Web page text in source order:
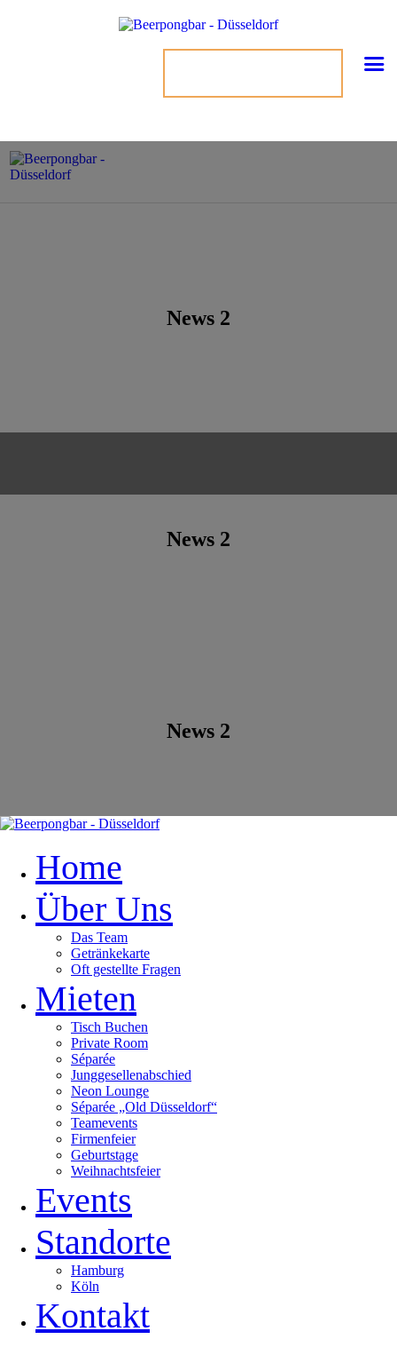
News 2
News 2
News 2
Home
Über Uns
Das Team
Getränkekarte
Oft gestellte Fragen
Mieten
Tisch Buchen
Private Room
Séparée
Junggesellenabschied
Neon Lounge
Séparée „Old Düsseldorf“
Teamevents
Firmenfeier
Geburtstage
Weihnachtsfeier
Events
Standorte
Hamburg
Köln
Kontakt